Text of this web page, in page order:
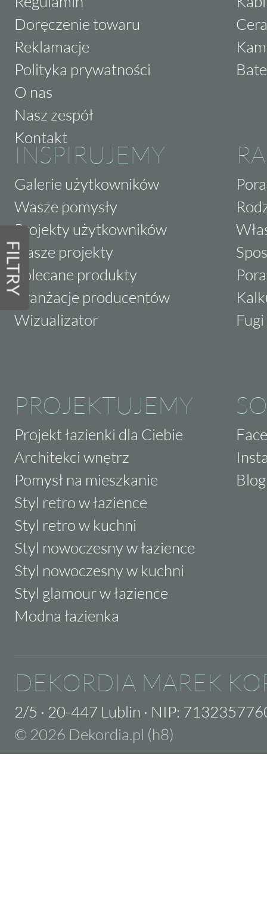
FILTRY
Doręczenie towaru
Reklamacje
Polityka prywatności
O nas
Nasz zespół
Kontakt
INSPIRUJEMY
Galerie użytkowników
Wasze pomysły
Projekty użytkowników
Nasze projekty
Polecane produkty
Aranżacje producentów
Wizualizator
PROJEKTUJEMY
Projekt łazienki dla Ciebie
Architekci wnętrz
Pomysł na mieszkanie
Styl retro w łazience
Styl retro w kuchni
Styl nowoczesny w łazience
Styl nowoczesny w kuchni
Styl glamour w łazience
Modna łazienka
Blog
DEKORDIA MAREK
2/5 · 20-447 Lublin · NIP:
© 2026 Dekordia.pl (h8)